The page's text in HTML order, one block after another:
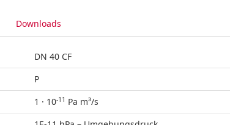
Downloads
DN 40 CF
P
1 · 10-11 Pa m³/s